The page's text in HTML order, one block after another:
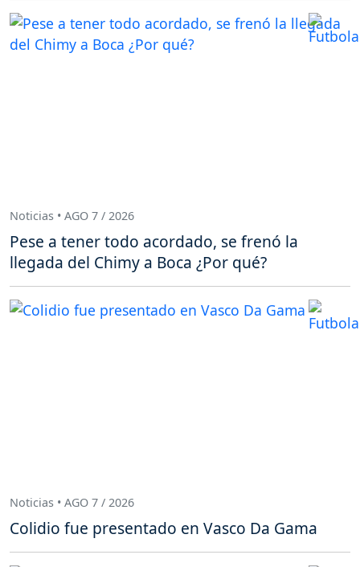
Noticias • AGO 7 / 2026
Pese a tener todo acordado, se frenó la
llegada del Chimy a Boca ¿Por qué?
Noticias • AGO 7 / 2026
Colidio fue presentado en Vasco Da Gama